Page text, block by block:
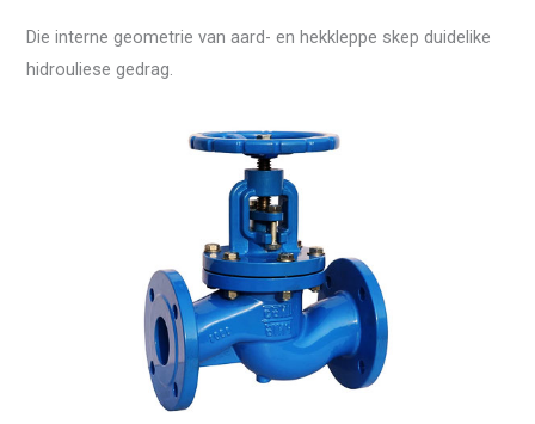
Die interne geometrie van aard- en hekkleppe skep duidelike
hidrouliese gedrag.